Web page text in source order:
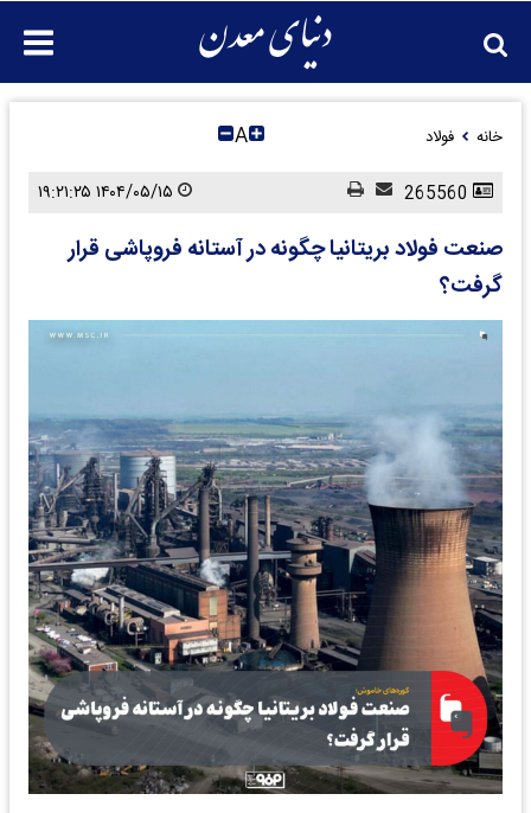
خانه فولاد A
صنعت فولاد بریتانیا چگونه در آستانه فروپاشی قرار
گرفت؟